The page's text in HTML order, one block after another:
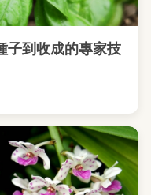
子到收成的專家技